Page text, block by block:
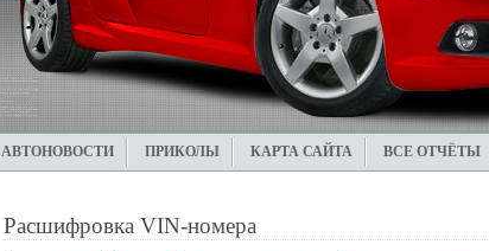
АВТОНОВОСТИ ПРИКОЛЫ КАРТА САЙТА ВСЕ ОТЧЁТЫ
Расшифровка VIN-номера